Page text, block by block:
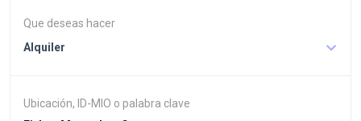
Que deseas hacer
Alquiler
Ubicación, ID-MIO o palabra clave